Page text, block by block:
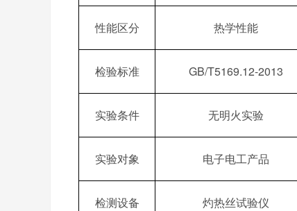
性能区分 热学性能
检验标准 GB/T5169.12-2013
实验条件 无明火实验
实验对象 电子电工产品
检测设备 灼热丝试验仪